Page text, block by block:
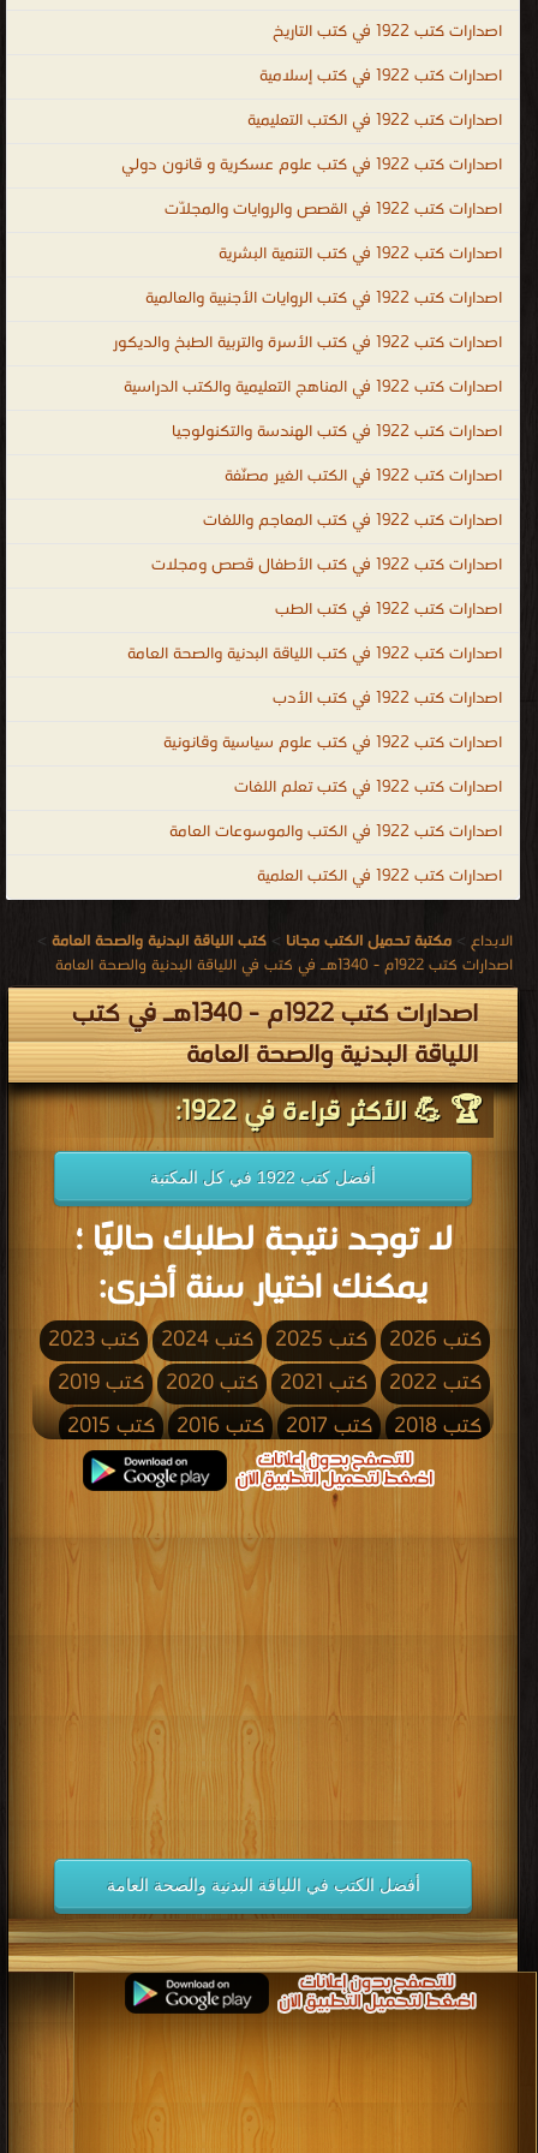
كمال الاجسام باللغة العربية ، كتب كمال اجسام مترجمه ، كتاب دليل
دليل كمال الاجسام PDF ، كتاب اسرار كمال الاجسام ، كتب رياضية كرة
الرياضة والصحة PDF ، كتاب الرياضة والصحة في حياتنا ، الكتب الصوتية ،
كتب التربية البدنية والرياضية ، كتاب التربية الحركية ، كتب النظام الغذائي
، تحميل كتاب النظام الغذائى ، اللياقة البدنية والصحة العامة
اصدارات كتب 1922 في كتب التاريخ
اصدارات كتب 1922 في كتب إسلامية
اصدارات كتب 1922 في الكتب التعليمية
اصدارات كتب 1922 في كتب علوم عسكرية و قانون دولي
اصدارات كتب 1922 في القصص والروايات والمجلّات
اصدارات كتب 1922 في كتب التنمية البشرية
اصدارات كتب 1922 في كتب الروايات الأجنبية والعالمية
اصدارات كتب 1922 في كتب الأسرة والتربية الطبخ والديكور
اصدارات كتب 1922 في المناهج التعليمية والكتب الدراسية
اصدارات كتب 1922 في كتب الهندسة والتكنولوجيا
اصدارات كتب 1922 في الكتب الغير مصنّفة
اصدارات كتب 1922 في كتب المعاجم واللغات
اصدارات كتب 1922 في كتب الأطفال قصص ومجلات
اصدارات كتب 1922 في كتب الطب
اصدارات كتب 1922 في كتب اللياقة البدنية والصحة العامة
اصدارات كتب 1922 في كتب الأدب
اصدارات كتب 1922 في كتب علوم سياسية وقانونية
اصدارات كتب 1922 في كتب تعلم اللغات
اصدارات كتب 1922 في الكتب والموسوعات العامة
اصدارات كتب 1922 في الكتب العلمية
الابداع > مكتبة تحميل الكتب مجانا > كتب اللياقة البدنية والصحة العامة >
اصدارات كتب 1922م - 1340هـ في كتب في اللياقة البدنية والصحة العامة
اصدارات كتب 1922م - 1340هـ في كتب
اللياقة البدنية والصحة العامة
🏆 💪 الأكثر قراءة في 1922:
أفضل كتب 1922 في كل المكتبة
لا توجد نتيجة لطلبك حاليًا ؛
يمكنك اختيار سنة أخرى:
كتب 2026 كتب 2025 كتب 2024
كتب 2023
كتب 2022
كتب 2021 كتب 2020
كتب 2019
كتب 2018
كتب 2017 كتب 2016
كتب 2015
كتب 2013 كتب 2012
كتب 2011
كتب 2009 كتب 2008
كتب 2006
كتب 2005 كتب 2004
كتب 2003
كتب 2000
كتب 1992
كتب 1991
كتب 1990
كتب 1989 كتب 1988
كتب 1987
كتب 1984
كتب 1983
كتب 1980
كتب 1979
كتب 1978
كتب 1977 كتب 1976
كتب 1975
كتب 1974
كتب 1973 كتب 1972
كتب 1971
كتب 1970
كتب 1969 كتب 1968
كتب 1967
كتب 1966
كتب 1965 كتب 1964
كتب 1963
كتب 1962
كتب 1961 كتب 1960
كتب 1959
كتب 1957
كتب 1952
كتب 1951
أفضل الكتب في اللياقة البدنية والصحة العامة